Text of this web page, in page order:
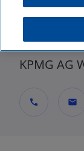
Senior
Detection
KPMG AG
call mail